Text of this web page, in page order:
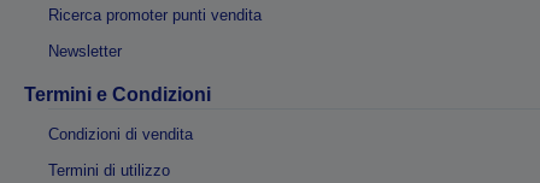
Ricerca promoter punti vendita
Newsletter
Termini e Condizioni
Condizioni di vendita
Termini di utilizzo